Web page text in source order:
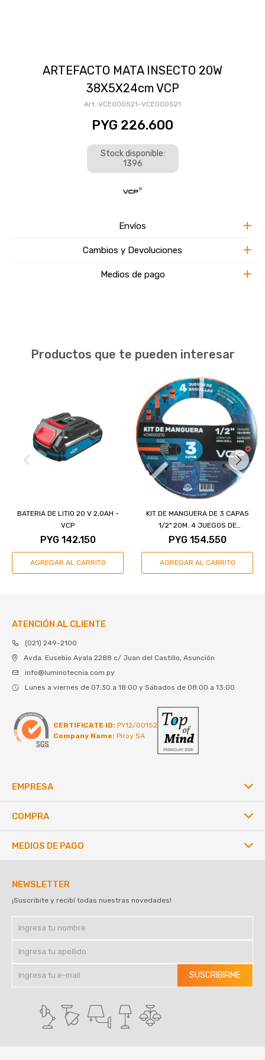
ARTEFACTO MATA INSECTO 20W
38X5X24cm VCP
VCE000521-VCE000521
PYG 226.600
Stock disponible:
1396
Envíos
Cambios y Devoluciones
Medios de pago
Productos que te pueden interesar
BATERIA DE LITIO 20 V 2,0AH -
VCP
PYG 142.150
KIT DE MANGUERA DE 3 CAPAS
1/2" 20M. 4 JUEGOS DE
BOQUILLAS
PYG 154.550
ATENCIÓN AL CLIENTE
(021) 249-2100
Avda. Eusebio Ayala 2288 c/ Juan del Castillo, Asunción
info@luminotecnia.com.py
Lunes a viernes de 07:30 a 18:00 y Sábados de 08:00 a 13:00
CERTIFICATE ID: PY12/00152
Company Name: Piroy SA
EMPRESA
COMPRA
NEWSLETTER
¡Suscribite y recibí todas nuestras novedades!
SUSCRIBIRME
MEDIOS DE PAGO